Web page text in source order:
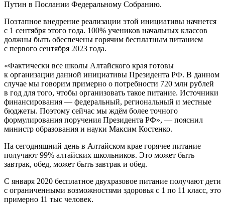
Путин в Послании Федеральному Собранию.
Поэтапное внедрение реализации этой инициативы начнется
с 1 сентября этого года. 100% учеников начальных классов
должны быть обеспечены горячим бесплатным питанием
с первого сентября 2023 года.
«Фактически все школы Алтайского края готовы
к организации данной инициативы Президента РФ. В данном
случае мы говорим примерно о потребности 720 млн рублей
в год для того, чтобы организовать такое питание. Источники
финансирования — федеральный, региональный и местные
бюджеты. Поэтому сейчас мы ждём более точного
формулирования поручения Президента РФ», — пояснил
министр образования и науки Максим Костенко.
На сегодняшний день в Алтайском крае горячее питание
получают 99% алтайских школьников. Это может быть
завтрак, обед, может быть завтрак и обед.
С января 2020 бесплатное двухразовое питание получают дети
с ограниченными возможностями здоровья с 1 по 11 класс, это
примерно 11 тыс человек.